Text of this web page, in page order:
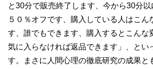
と30分で販売終了します、今から30分
５０％オフです、購入している人はこん
す、誰でもできます、購入するとこんな
気に入らなければ返品できます」、とい
す。まさに人間心理の徹底研究の成果と